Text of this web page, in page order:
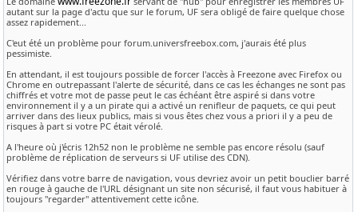
autant sur la page d'actu que sur le forum, UF sera obligé de faire quelque chose
assez rapidement...
C'eut été un problème pour forum.universfreebox.com, j'aurais été plus
pessimiste.
En attendant, il est toujours possible de forcer l'accès à Freezone avec Firefox ou
Chrome en outrepassant l'alerte de sécurité, dans ce cas les échanges ne sont pas
chiffrés et votre mot de passe peut le cas échéant être aspiré si dans votre
environnement il y a un pirate qui a activé un renifleur de paquets, ce qui peut
arriver dans des lieux publics, mais si vous êtes chez vous a priori il y a peu de
risques à part si votre PC était vérolé.
A l'heure où j'écris 12h52 non le problème ne semble pas encore résolu (sauf
problème de réplication de serveurs si UF utilise des CDN).
Vérifiez dans votre barre de navigation, vous devriez avoir un petit bouclier barré
en rouge à gauche de l'URL désignant un site non sécurisé, il faut vous habituer à
toujours "regarder" attentivement cette icône.